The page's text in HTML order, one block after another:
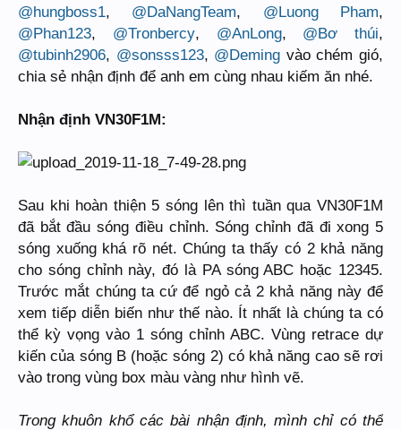
@hungboss1, @DaNangTeam, @Luong Pham,
@Phan123, @Tronbercy, @AnLong, @Bơ thúi,
@tubinh2906, @sonsss123, @Deming vào chém gió,
chia sẻ nhận định để anh em cùng nhau kiếm ăn nhé.
Nhận định VN30F1M:
Sau khi hoàn thiện 5 sóng lên thì tuần qua VN30F1M
đã bắt đầu sóng điều chỉnh. Sóng chỉnh đã đi xong 5
sóng xuống khá rõ nét. Chúng ta thấy có 2 khả năng
cho sóng chỉnh này, đó là PA sóng ABC hoặc 12345.
Trước mắt chúng ta cứ để ngỏ cả 2 khả năng này để
xem tiếp diễn biến như thế nào. Ít nhất là chúng ta có
thể kỳ vọng vào 1 sóng chỉnh ABC. Vùng retrace dự
kiến của sóng B (hoặc sóng 2) có khả năng cao sẽ rơi
vào trong vùng box màu vàng như hình vẽ.
Trong khuôn khổ các bài nhận định, mình chỉ có thể